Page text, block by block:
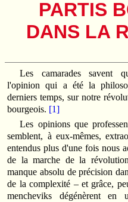
PARTIS
DANS LA
Les camarades savent
l'opinion qui a été la
derniers temps, sur notre
bourgeois. [1]
Les opinions que
semblent, à eux‑mêmes,
entendus plus d'une fois nous
de la marche de la
manque absolu de précision
de la complexité – et grâce,
mencheviks dégénèrent en